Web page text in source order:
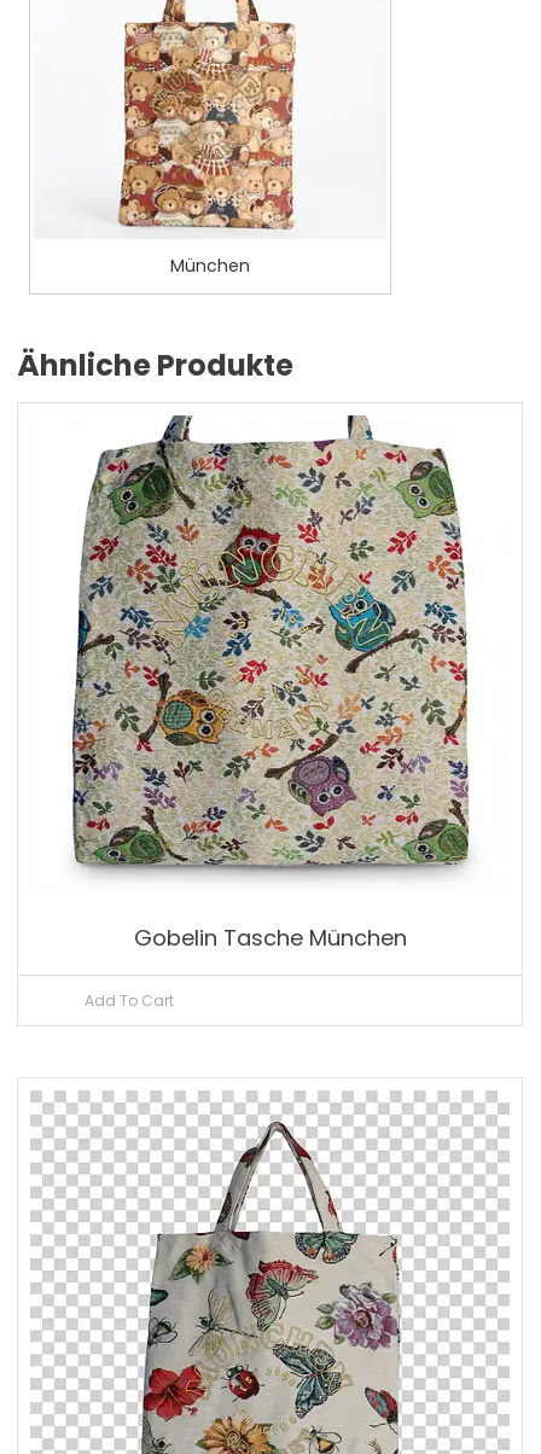
München
Ähnliche Produkte
Gobelin Tasche München
Add To Cart